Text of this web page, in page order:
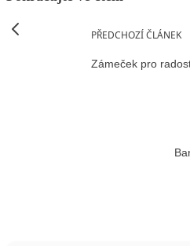
PŘEDCHOZÍ ČLÁNEK
Zámeček pro